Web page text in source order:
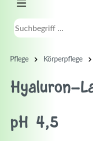
Pflege Körperpflege
Hyaluron-
pH 4,5